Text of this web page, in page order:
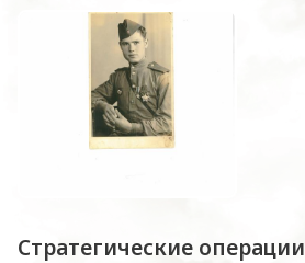
Стратегические операции